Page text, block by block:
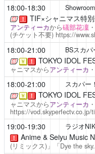
18:00-18:30 Showroom
！ TIF×シャニマス特
アンティーカから礒部花凜・
(チケット不要) https://
18:00-21:00 BSスカパ
￥ ！ TOKYO IDOL
ャニマスからアンティーカ ・
18:00-21:00 スカパー
￥ ！ TOKYO IDOL
ャニマスからアンティーカ ・
https://vod.skyperfectv.co.jp/
19:00-19:30 ラジオ
！ Anime & Seiyu Music
(リミックス)」「Dye the